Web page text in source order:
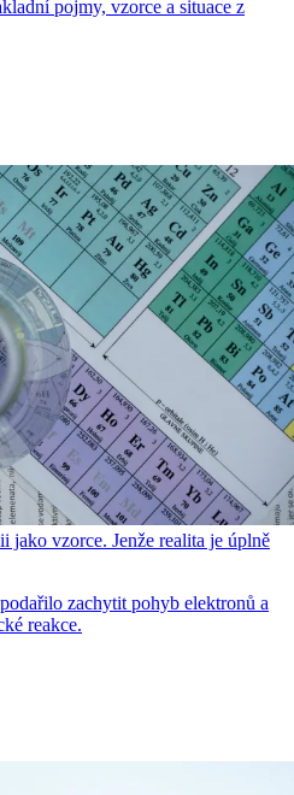
pojmy, vzorce a situace z
jako vzorce. Jenže realita je úplně
zachytit pohyb elektronů a
reakce.